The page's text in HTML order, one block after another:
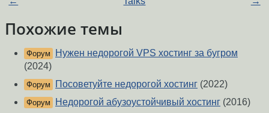
Похожие темы
Форум
Нужен недорогой VPS хостинг за бугром
(2024)
Форум Посоветуйте недорогой хостинг (2022)
Форум Недорогой абузоустойчивый хостинг (2016)